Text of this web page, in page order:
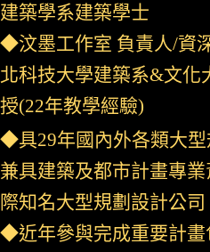
建築學系建築學士
◆汶墨工作室 負責人/資
北科技大學建築系&文化
授(22年教學經驗)
◆具29年國內外各類大型
兼具建築及都市計畫專
際知名大型規劃設計公司
◆近年參與完成重要計畫